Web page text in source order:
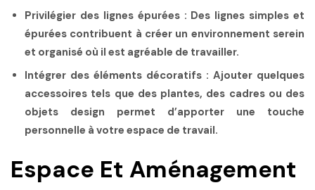
Privilégier des lignes épurées : Des lignes simples et
épurées contribuent à créer un environnement serein
et organisé où il est agréable de travailler.
Intégrer des éléments décoratifs : Ajouter quelques
accessoires tels que des plantes, des cadres ou des
objets design permet d’apporter une touche
personnelle à votre espace de travail.
Espace Et Aménagement